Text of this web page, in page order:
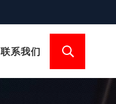
联系我们